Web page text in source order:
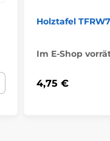
Holztafel
Im E-Shop
4,75 €